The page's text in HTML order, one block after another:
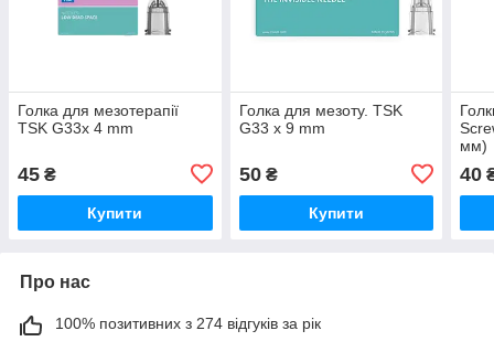
Голка для мезотерапії
TSK G33x 4 mm
45 ₴
Купити
Голка для мезоту. TSK
G33 x 9 mm
50₴
Купити
мм)
40
Про нас
100% позитивних з 274 відгуків за рік